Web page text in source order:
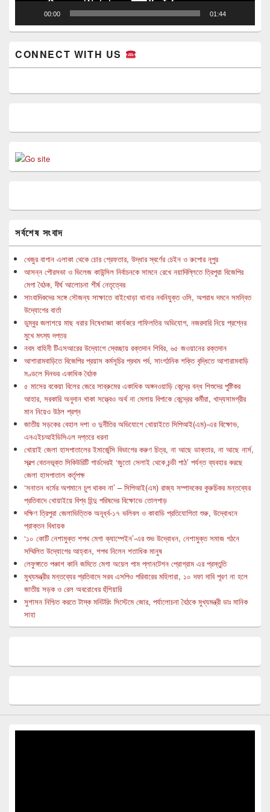
00:00 01:44
CONNECT WITH US
সর্বশেষ সংবাদ
খেজুর বাগান এলাকা থেকে চোর গ্রেফতার, উদ্ধার স্বর্ণের চেইন ও রুপোর নূপুর
আসন্ন পৌরসভা ও ভিলেজ কাউন্সিল নির্বাচনকে সামনে রেখে নয়াদিল্লিতে ত্রিপুরা বিজেপির
মেগা বৈঠক, দীর্ঘ আলোচনা শীর্ষ নেতৃত্বের
সাংবাদিকদের সঙ্গে সৌজন্য সাক্ষাতে বাইখোড়া থানার নবনিযুক্ত ওসি, অপরাধ দমনে সমন্বিত
উদ্যোগের বার্তা
ডুম্বুর জলাশয়ে মাছ ধরার নিষেধাজ্ঞা কার্যকরে গাফিলতির অভিযোগ, নজরদারি নিয়ে প্রশ্নের
মুখে মৎস্য দপ্তর
নবম বাহিনী টিএসআরের উদ্যোগে স্বেচ্ছায় রক্তদান শিবির, ৬৫ জওয়ানের রক্তদান
আশারামবাড়িতে বিজেপির প্রয়াস কর্মসূচির প্রথম পর্ব, সাংগঠনিক শক্তি বৃদ্ধিতে আশারামবাড়ি
মণ্ডলে দিনভর একাধিক বৈঠক
৫ মাসের বকেয়া বিলের জেরে সাব্রুমের একাধিক অঙ্গনওয়াড়ি কেন্দ্রে বন্ধ শিশুদের পুষ্টিকর
আহার, সরকারি অনুদান থাকা সত্ত্বেও অর্থ না মেলায় বিপাকে কেন্দ্রের কর্মীরা, খাদ্যসামগ্রীর
মান নিয়েও উঠল প্রশ্ন
জাতীয় সড়কের বেহাল দশা ও দুর্নীতির অভিযোগে খোয়াইতে সিপিআই(এম)-এর বিক্ষোভ,
এনএইচআইডিসিএল দপ্তরে ধরনা
খোয়াই জেলা হাসপাতালের ইমার্জেন্সি বিভাগের করুণ চিত্র, না আছে ডাক্তার, না আছে নার্স,
স্বল্প বেতনভূক্ত সিকিউরিটি গার্ডদেরই ‘জুতো সেলাই থেকে চন্ডী পাঠ’ পর্যন্ত ব্যবহার করছে
জেলা হাসপাতাল কর্তৃপক্ষ
‘সনাতন ধর্মের অপমানে চুপ থাকব না’ – সিপিআই(এম) রাজ্য সম্পাদকের কুরুচিকর মন্তব্যের
প্রতিবাদে খোয়াইয়ে বিশ্ব হিন্দু পরিষদের বিক্ষোভে তোলপাড়
দক্ষিণ ত্রিপুরা জেলাভিত্তিক অনূর্ধ্ব-১৭ ভলিবল ও কাবাডি প্রতিযোগিতা শুরু, উদ্বোধনে
প্রাক্তন বিধায়ক
‘১০ কোটি নেশামুক্ত শপথ মেগা ক্যাম্পেইন’-এর শুভ উদ্বোধন, নেশামুক্ত সমাজ গঠনে
সম্মিলিত উদ্যোগের আহ্বান, শপথ নিলেন শতাধিক মানুষ
লেফুঙ্গাতে পঞ্চাশ কানি জমিতে মেগা অয়েল পাম প্লানটেশন প্রোগ্রাম এর প্রস্তুতি
মুখ্যমন্ত্রীর মন্তব্যের প্রতিবাদে সরব এসপিও পরিবারের মহিলারা, ১০ দফা দাবি পূরণ না হলে
জাতীয় সড়ক ও রেল অবরোধের হুঁশিয়ারি
সুশাসন নিশ্চিত করতে টাস্ক মনিটরিং সিস্টেমে জোর, পর্যালোচনা বৈঠকে মুখ্যমন্ত্রী ডাঃ মানিক
সাহা